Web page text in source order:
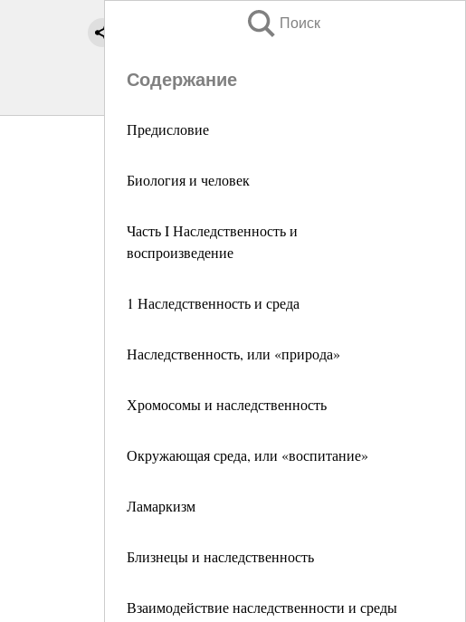
Поиск
Содержание
Предисловие
Биология и человек
Часть I Наследственность и
воспроизведение
1 Наследственность и среда
Наследственность, или «природа»
Хромосомы и наследственность
Окружающая среда, или «воспитание»
Ламаркизм
Близнецы и наследственность
Взаимодействие наследственности и среды